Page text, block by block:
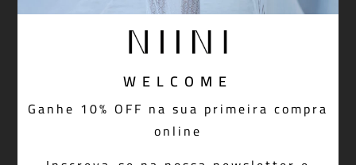
WELCOME
Ganhe 10% OFF na sua primeira compra
online
Camisa Celina Listras Pink
R$ 998,00